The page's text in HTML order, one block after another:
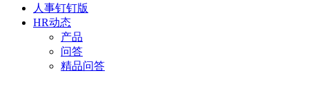
人事钉钉版
HR动态
产品
问答
精品问答